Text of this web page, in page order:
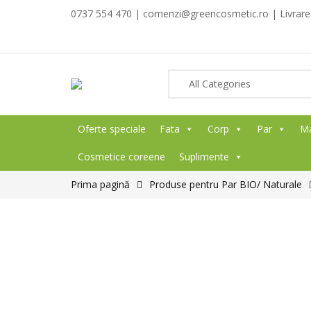
0737 554 470 | comenzi@greencosmetic.ro |
Oferte speciale Fata Corp Par
Cosmetice coreene Suplimente
Prima pagină Produse pentru Par BIO/ Naturale